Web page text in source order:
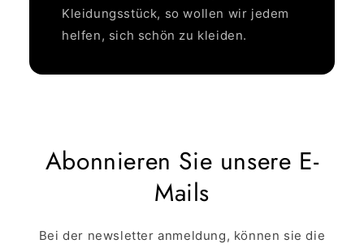
Kleidungsstück, so wollen wir jedem
helfen, sich schön zu kleiden.
Abonnieren Sie unsere E-
Mails
Bei der newsletter anmeldung, können sie die
MEINEN RABATT